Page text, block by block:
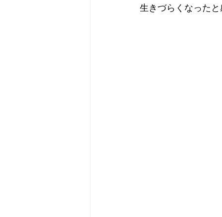
生きづらくなった